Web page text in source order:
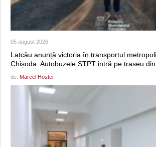
05 august 2026
Lațcău anunță victoria în transportul
Chișoda. Autobuzele STPT intră pe traseu
de: Marcel Hoster